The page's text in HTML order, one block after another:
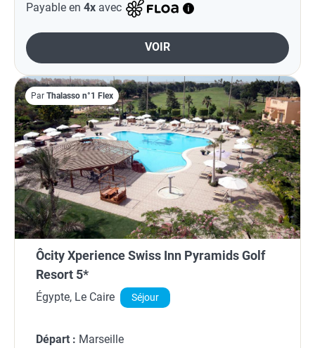
Payable en 4x avec
VOIR
Par Thalasso n°1 Flex
Ôcity Xperience Swiss Inn Pyramids Golf
Resort 5*
Égypte, Le Caire Séjour
Départ : Marseille